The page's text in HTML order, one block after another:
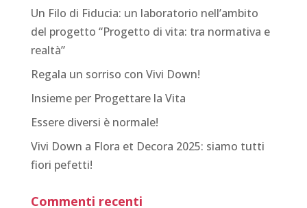
Un Filo di Fiducia: un laboratorio nell’ambito
del progetto “Progetto di vita: tra normativa e
realtà”
Regala un sorriso con Vivi Down!
Insieme per Progettare la Vita
Essere diversi è normale!
Vivi Down a Flora et Decora 2025: siamo tutti
fiori pefetti!
Commenti recenti